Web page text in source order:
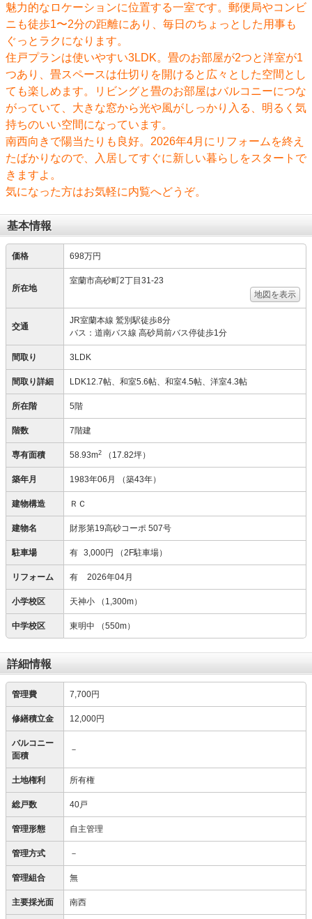
魅力的なロケーションに位置する一室です。郵便局やコンビ
ニも徒歩1〜2分の距離にあり、毎日のちょっとした用事も
ぐっとラクになります。
住戸プランは使いやすい3LDK。畳のお部屋が2つと洋室が1
つあり、畳スペースは仕切りを開けると広々とした空間とし
ても楽しめます。リビングと畳のお部屋はバルコニーにつな
がっていて、大きな窓から光や風がしっかり入る、明るく気
持ちのいい空間になっています。
南西向きで陽当たりも良好。2026年4月にリフォームを終え
たばかりなので、入居してすぐに新しい暮らしをスタートで
きますよ。
気になった方はお気軽に内覧へどうぞ。
基本情報
価格 698万円
所在地
室蘭市高砂町2丁目31-23
地図を表示
交通
JR室蘭本線 鷲別駅徒歩8分
バス：道南バス線 高砂局前バス停徒歩1分
間取り 3LDK
間取り詳細 LDK12.7帖、和室5.6帖、和室4.5帖、洋室4.3帖
所在階 5階
階数 7階建
専有面積 58.93m2 （17.82坪）
築年月 1983年06月 （築43年）
建物構造 ＲＣ
建物名 財形第19高砂コーポ 507号
駐車場 有 3,000円 （2F駐車場）
リフォーム 有 2026年04月
小学校区 天神小 （1,300m）
中学校区 東明中 （550m）
詳細情報
管理費 7,700円
修繕積立金 12,000円
バルコニー
面積
－
土地権利 所有権
総戸数 40戸
管理形態 自主管理
管理方式 －
管理組合 無
主要採光面 南西